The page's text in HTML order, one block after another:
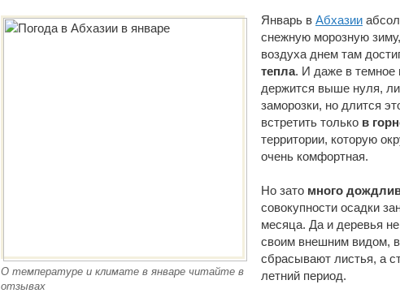
О температуре и климате в январе читайте в
отзывах
Январь в Абхазии
снежную морозную
воздуха днем там
тепла. И даже в темное
держится выше нуля,
заморозки, но длится
встретить только в
территории, которую
очень комфортная.
Но зато много
совокупности осадки
месяца. Да и деревья
своим внешним видом,
сбрасывают листья, а
летний период.